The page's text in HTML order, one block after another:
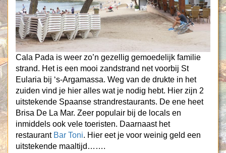
Cala Pada is weer zo’n gezellig gemoedelijk familie
strand. Het is een mooi zandstrand net voorbij St
Eularia bij ‘s-Argamassa. Weg van de drukte in het
zuiden vind je hier alles wat je nodig hebt. Hier zijn 2
uitstekende Spaanse strandrestaurants. De ene heet
Brisa De La Mar. Zeer populair bij de locals en
inmiddels ook vele toeristen. Daarnaast het
restaurant Bar Toni. Hier eet je voor weinig geld een
uitstekende maaltijd…….